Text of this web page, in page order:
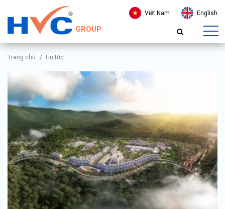
GROUP
Việt Nam English
Trang chủ / Tin tức